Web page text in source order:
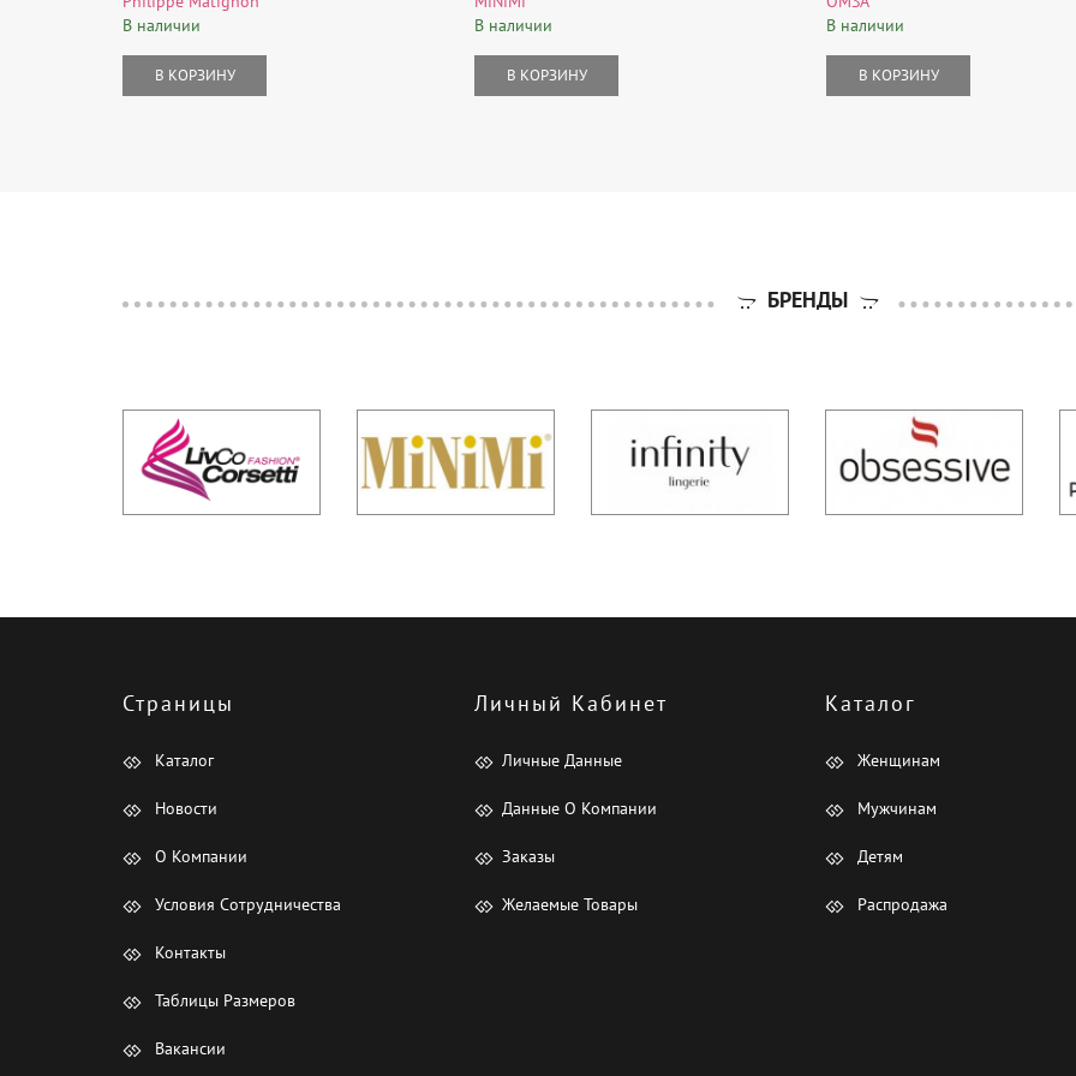
В наличии
В КОРЗИНУ
В наличии
В КОРЗИНУ
В наличии
В КОРЗИНУ
БРЕНДЫ
Страницы
Каталог
Новости
О Компании
Условия Сотрудничества
Контакты
Таблицы Размеров
Вакансии
Личный Кабинет
Личные Данные
Данные О Компании
Заказы
Желаемые Товары
Каталог
Женщинам
Мужчинам
Детям
Распродажа